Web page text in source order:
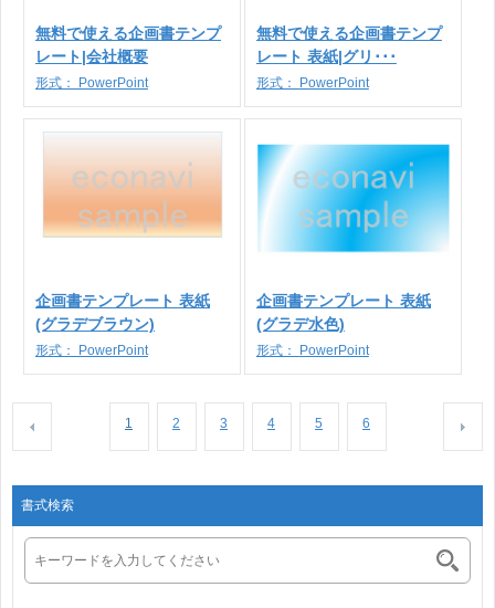
無料で使える企画書テンプ
レート|会社概要
形式： PowerPoint
無料で使える企画書テンプ
レート 表紙|グリ･･･
形式： PowerPoint
企画書テンプレート 表紙
(グラデブラウン)
形式： PowerPoint
企画書テンプレート 表紙
(グラデ水色)
形式： PowerPoint
1 2 3 4 5 6
書式検索